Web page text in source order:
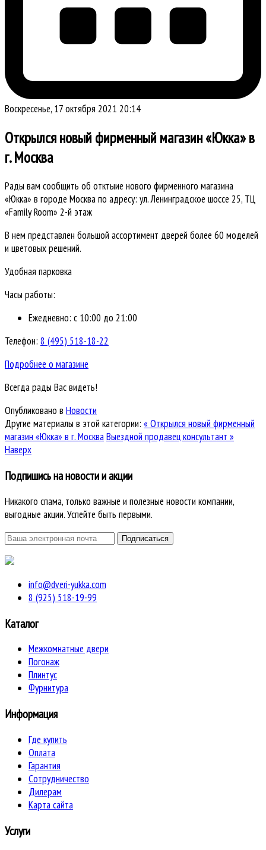
Воскресенье, 17 октября 2021 20:14
Открылся новый фирменный магазин «Юкка» в
г. Москва
Рады вам сообщить об отктыие нового фирменного магазина
«Юкка» в городе Москва по адресу: ул. Ленинградское шоссе 25, ТЦ
«Family Room» 2-й этаж
В нем представлен большой ассортимент дверей более 60 моделей
и цветовых решений.
Удобная парковка
Часы работы:
Ежедневно: с 10:00 до 21:00
Телефон: 8 (495) 518-18-22
Подробнее о магазине
Всегда рады Вас видеть!
Опубликовано в Новости
Другие материалы в этой категории: « Открылся новый фирменный
магазин «Юкка» в г. МоскваВыездной продавец консультант »
Наверх
Подпишись на новости и акции
Никакого спама, только важные и полезные новости компании,
выгодные акции. Успейте быть первыми.
info@dveri-yukka.com
8 (925) 518-19-99
Каталог
Межкомнатные двери
Погонаж
Плинтус
Фурнитура
Информация
Где купить
Оплата
Гарантия
Сотрудничество
Дилерам
Карта сайта
Услуги